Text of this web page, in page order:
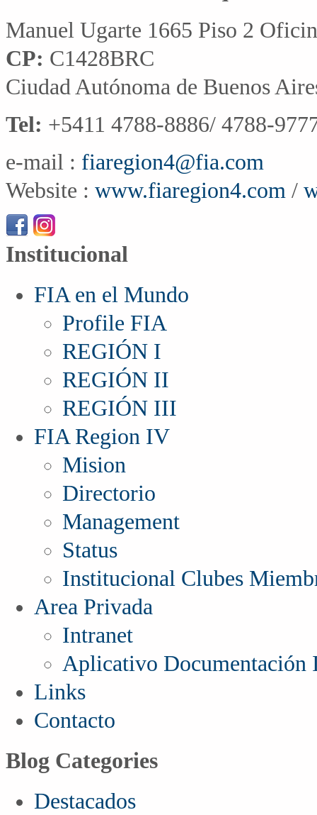
Manuel Ugarte 1665 Piso 2
CP: C1428BRC
Ciudad Autónoma de Buenos
Tel: +5411 4788-8886/ 4788-
e-mail : fiaregion4@fia.com
Website : www.fiaregion4.com /
Institucional
FIA en el Mundo
Profile FIA
REGIÓN I
REGIÓN II
REGIÓN III
FIA Region IV
Mision
Directorio
Management
Status
Institucional Clubes
Area Privada
Intranet
Aplicativo Documentación
Links
Contacto
Blog Categories
Destacados